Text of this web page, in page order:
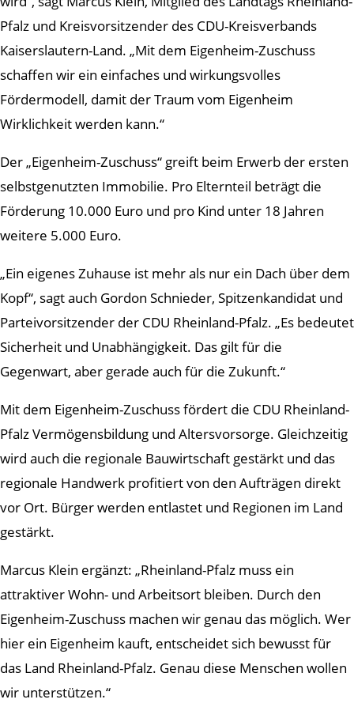
Pfalz und Kreisvorsitzender des CDU-Kreisverbands
Kaiserslautern-Land. „Mit dem Eigenheim-Zuschuss
schaffen wir ein einfaches und wirkungsvolles
Fördermodell, damit der Traum vom Eigenheim
Wirklichkeit werden kann.“
Der „Eigenheim-Zuschuss“ greift beim Erwerb der ersten
selbstgenutzten Immobilie. Pro Elternteil beträgt die
Förderung 10.000 Euro und pro Kind unter 18 Jahren
weitere 5.000 Euro.
„Ein eigenes Zuhause ist mehr als nur ein Dach über dem
Kopf“, sagt auch Gordon Schnieder, Spitzenkandidat und
Parteivorsitzender der CDU Rheinland-Pfalz. „Es bedeutet
Sicherheit und Unabhängigkeit. Das gilt für die
Gegenwart, aber gerade auch für die Zukunft.“
Mit dem Eigenheim-Zuschuss fördert die CDU Rheinland-
Pfalz Vermögensbildung und Altersvorsorge. Gleichzeitig
wird auch die regionale Bauwirtschaft gestärkt und das
regionale Handwerk profitiert von den Aufträgen direkt
vor Ort. Bürger werden entlastet und Regionen im Land
gestärkt.
Marcus Klein ergänzt: „Rheinland-Pfalz muss ein
attraktiver Wohn- und Arbeitsort bleiben. Durch den
Eigenheim-Zuschuss machen wir genau das möglich. Wer
hier ein Eigenheim kauft, entscheidet sich bewusst für
das Land Rheinland-Pfalz. Genau diese Menschen wollen
wir unterstützen.“